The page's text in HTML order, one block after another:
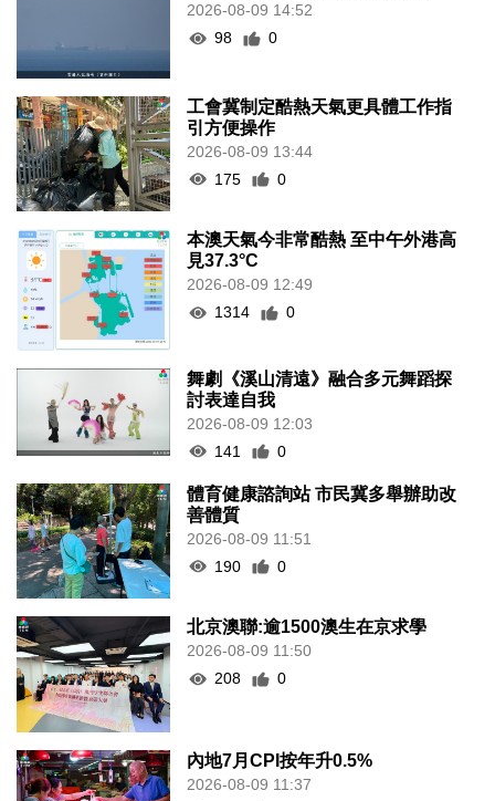
2026-08-09 14:52
98
0
工會冀制定酷熱天氣更具體工作指
引方便操作
2026-08-09 13:44
175
0
本澳天氣今非常酷熱 至中午外港高
見37.3°C
2026-08-09 12:49
1314
0
舞劇《溪山清遠》融合多元舞蹈探
討表達自我
2026-08-09 12:03
141
0
體育健康諮詢站 市民冀多舉辦助改
善體質
2026-08-09 11:51
190
0
北京澳聯:逾1500澳生在京求學
2026-08-09 11:50
208
0
內地7月CPI按年升0.5%
2026-08-09 11:37